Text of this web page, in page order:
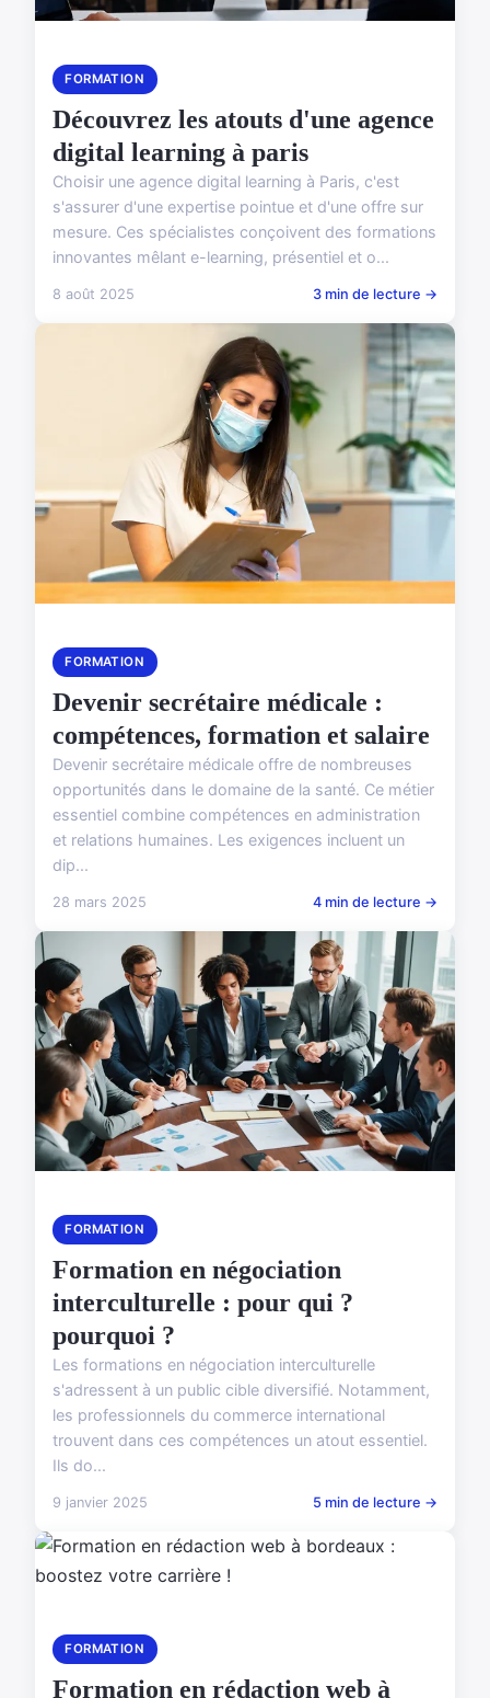
FORMATION
Découvrez les atouts d'une agence
digital learning à paris
Choisir une agence digital learning à Paris, c'est
s'assurer d'une expertise pointue et d'une offre sur
mesure. Ces spécialistes conçoivent des formations
innovantes mêlant e-learning, présentiel et o...
8 août 2025 3 min de lecture →
FORMATION
Devenir secrétaire médicale :
compétences, formation et salaire
Devenir secrétaire médicale offre de nombreuses
opportunités dans le domaine de la santé. Ce métier
essentiel combine compétences en administration
et relations humaines. Les exigences incluent un
dip...
28 mars 2025 4 min de lecture →
FORMATION
Formation en négociation
interculturelle : pour qui ?
pourquoi ?
Les formations en négociation interculturelle
s'adressent à un public cible diversifié. Notamment,
les professionnels du commerce international
trouvent dans ces compétences un atout essentiel.
Ils do...
9 janvier 2025 5 min de lecture →
FORMATION
Formation en rédaction web à